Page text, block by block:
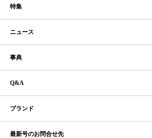
特集
ニュース
事典
Q&A
ブランド
最新号のお問合せ先